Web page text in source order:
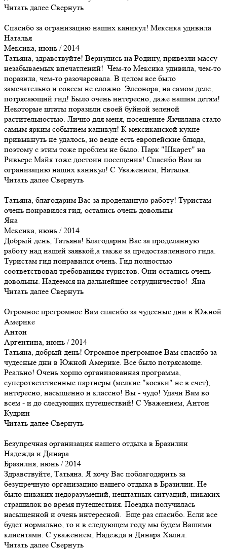
Читать далее Свернуть
Спасибо за огранизацию наших каникул! Мексика удивила
Наталья
Мексика, июнь / 2014
Татьяна, здравствуйте! Вернулись на Родину, привезли массу
незабываемых впечатлений! Чем-то Мексика удивила, чем-то
поразила, чем-то разочаровала. В целом все было
замечательно и совсем не сложно. Элеонора, на самом деле,
потрясающий гид! Было очень интересно, даже нашим детям!
Некоторые штаты поразили своей буйной зеленой
растительностью. Лично для меня, посещение Якчилана стало
самым ярким событием каникул! К мексиканской кухне
привыкнуть не удалось, но везде есть европейские блюда,
поэтому с этим тоже проблем не было. Парк "Шкарет" на
Ривьере Майя тоже достоин посещения! Спасибо Вам за
огранизацию наших каникул! С Уважением, Наталья.
Читать далее Свернуть
Татьяна, благодарим Вас за проделанную работу! Туристам
очень понравился гид, остались очень довольны
Яна
Мексика, июнь / 2014
Добрый день, Татьяна! Благодарим Вас за проделанную
работу над нашей заявкой,а также за предоставленного гида.
Туристам гид понравился очень. Гид полностью
соответствовал требованиям туристов. Они остались очень
довольны. Надеемся на дальнейшее сотрудничество! Яна
Читать далее Свернуть
Огромное прегромное Вам спасибо за чудесные дни в Южной
Америке
Антон
Аргентина, июнь / 2014
Татьяна, добрый день! Огромное прегромное Вам спасибо за
чудесные дни в Южной Америке. Все было потрясающе.
Реально! Очень хоршо организованная программа,
суперответственные партнеры (мелкие "косяки" не в счет),
интересно, насыщенно и классно! Вы - чудо! Удачи Вам во
всем - и до следующих путешествий! С Уважением, Антон
Кудрин
Читать далее Свернуть
Безупречная организация нашего отдыха в Бразилии
Надежда и Динара
Бразилия, июнь / 2014
Здравствуйте, Татьяна. Я хочу Вас поблагодарить за
безупречную организацию нашего отдыха в Бразилии. Не
было никаких недоразумений, нештатных ситуаций, никаких
страшилок во время путешествия. Поездка получилась
насыщенной и очень интересной. Еще раз спасибо. Если все
будет нормально, то и в следующем году мы будем Вашими
клиентами. С уважением, Надежда и Динара Халил.
Читать далее Свернуть